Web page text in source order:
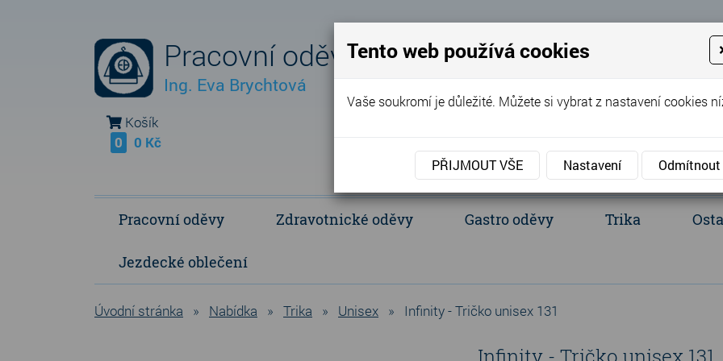
Pracovní oděvy Eva
Ing. Eva Brychtová +420 737 352 016 (Po - Pá 8:00 -
Košík
0
0 Kč
Pracovní oděvy Zdravotnické oděvy Gastro oděvy Trika
Jezdecké oblečení
Úvodní stránka » Nabídka » Trika » Unisex » Infinity - Tričko unisex 131
Tento web používá cookies
Vaše soukromí je důležité. Můžete si vybrat z nastavení cookies
PŘIJMOUT VŠE Nastavení Odmítnout